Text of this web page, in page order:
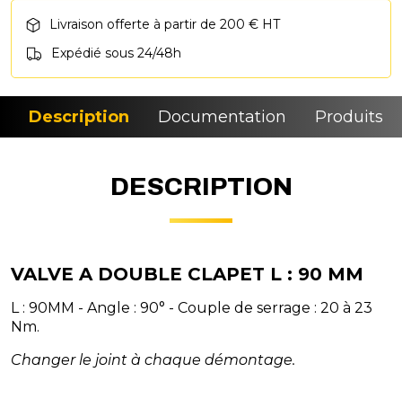
Livraison offerte à partir de 200 € HT
Expédié sous 24/48h
Description Documentation Produits
DESCRIPTION
VALVE A DOUBLE CLAPET L : 90 MM
L : 90MM - Angle : 90° - Couple de serrage : 20 à 23
Nm.
Changer le joint à chaque démontage.